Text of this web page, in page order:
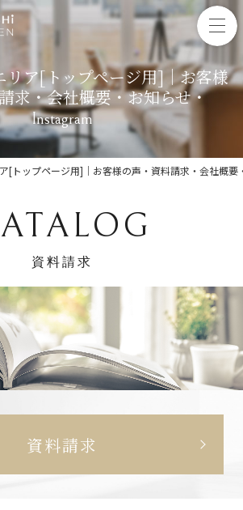
リア[トップページ用]｜お客様
求・会社概要・お知らせ・
Instagram
[トップページ用]｜お客様の声・資料請求・会社概
資料請求
資料請求